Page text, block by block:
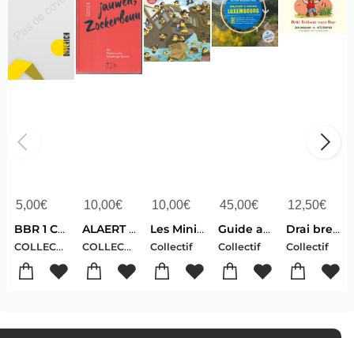
5,00€
BBR 1 CONJUGAISON NOUVELLE EDITION
COLLECTIF
10,00€
ALAERT JAUWEN ZOCKERBOUN 123 PARELEN AUS DER LETZEBUERGER SPROOCH
COLLECTIF
10,00€
Les Minions : Cherche Et Trouve
Collectif
45,00€
Guide auto-pedestre luxembourg 2025
Collectif
12,50€
Drai breiwer vum bier
Collectif